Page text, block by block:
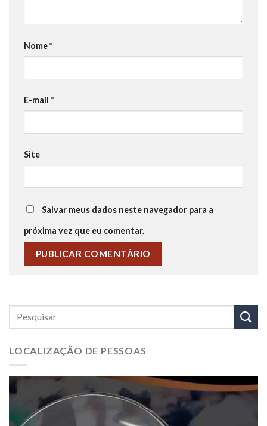
Nome*
E-mail *
Site
Salvar meus dados neste navegador para a
próxima vez que eu comentar.
LOCALIZAÇÃO DE PESSOAS